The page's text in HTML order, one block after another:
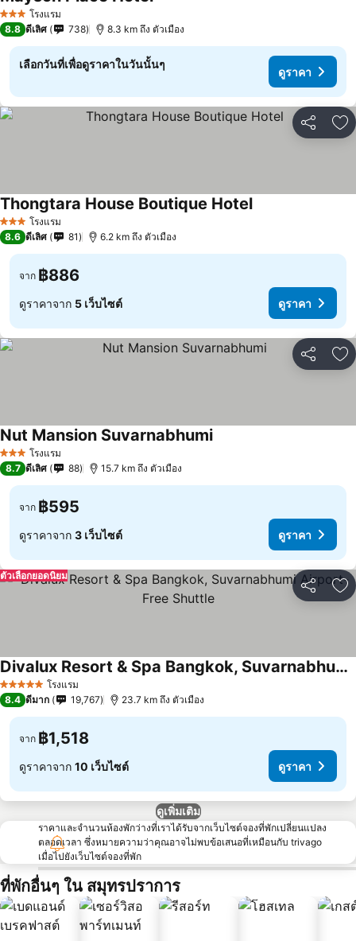
3 ดาว โรงแรม
ดูราคา
8.8 ดีเลิศ 738 8.3 km ถึง ตัวเมือง
เลือกวันที่เพื่อดูราคาในวันนั้นๆ
ดูราคา
แชร์ เ
3 ดาว โรงแรม
Thongtara House Boutique Hotelดูราคา
8.6 ดีเลิศ 81 6.2 km ถึง ตัวเมือง
จาก ฿886
ดูราคาจาก 5 เว็บไซต์ ดูราคา
แชร์ เ
3 ดาว โรงแรม
Nut Mansion Suvarnabhumiดูราคา
8.7 ดีเลิศ 88 15.7 km ถึง ตัวเมือง
จาก ฿595
ดูราคาจาก 3 เว็บไซต์ ดูราคา
แชร์ เ
ตัวเลือกยอดนิยม
5 ดาว โรงแรม
Divalux Resort & Spa Bangkok, Suvarnabhumi Airport-Free Shuttle
ดูราคา
8.4 ดีมาก 19,767 23.7 km ถึง ตัวเมือง
จาก ฿1,518
ดูราคาจาก 10 เว็บไซต์ ดูราคา
ดูเพิ่มเติม
ราคาและจำนวนห้องพักว่างที่เราได้รับจากเว็บไซต์จองที่พักเปลี่ยนแปลง
ตลอดเวลา ซึ่งหมายความว่าคุณอาจไม่พบข้อเสนอที่เหมือนกับ trivago
เมื่อไปยังเว็บไซต์จองที่พัก
ที่พักอื่นๆ ใน สมุทรปราการ